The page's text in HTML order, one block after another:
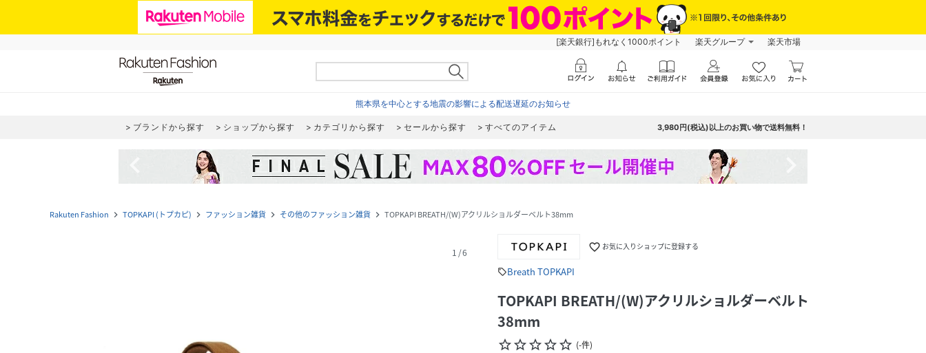
[楽天銀行]もれなく1000ポイント 楽天グループ 楽天市場
熊本県を中心とする地震の影響による配送遅延のお知らせ
ブランドから探す ショップから探す カテゴリから探す セールから探す すべてのアイテム 3,980円(税込)以上のお買い物で送料無料！
Rakuten Fashion navigate_next TOPKAPI (トプカピ) navigate_next ファッション雑貨 navigate_next その他のファッション雑貨 navigate_next TOPKAPI BREATH/(W)アクリルショルダーベルト38mm
1 /6 favorite_border お気に入りショップに登録する
sellBreath TOPKAPI
TOPKAPI BREATH/(W)アクリルショルダーベルト
38mm
star_borderstar_borderstar_borderstar_borderstar_border (-件)